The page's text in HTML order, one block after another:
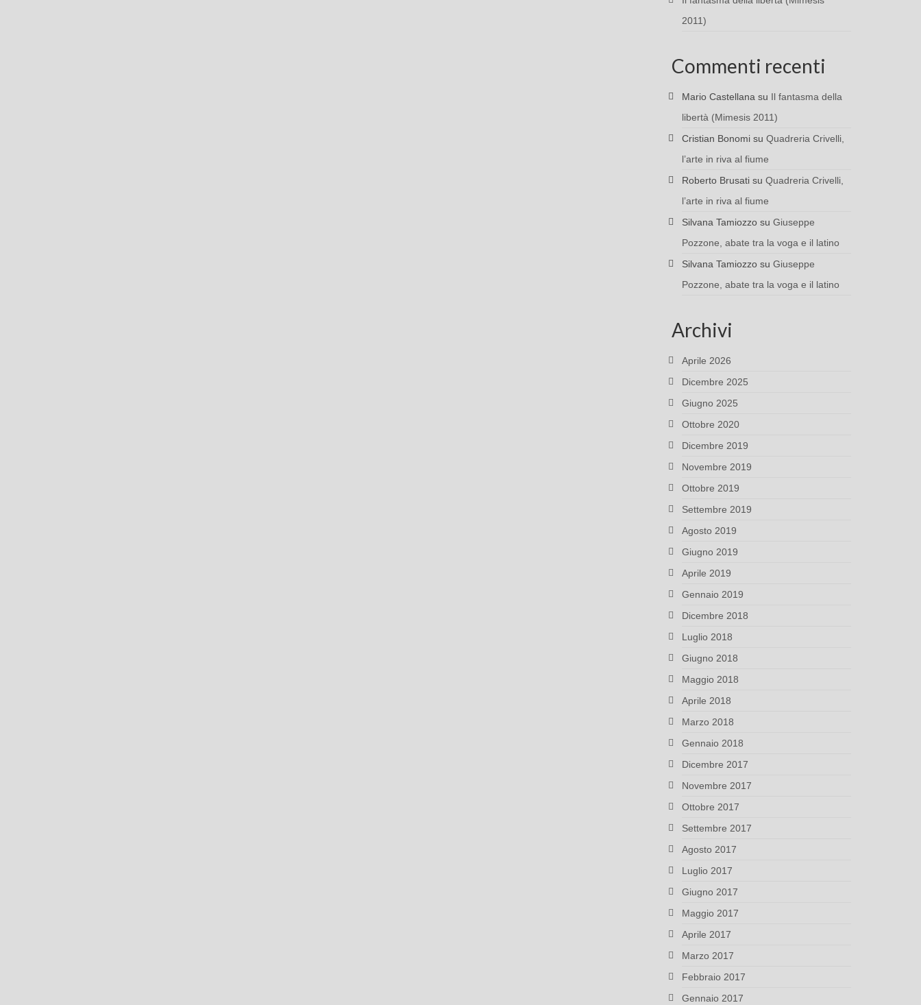
2011)
Commenti recenti
Mario Castellana su Il fantasma della
libertà (Mimesis 2011)
Cristian Bonomisu Quadreria Crivelli,
l’arte in riva al fiume
Roberto Brusatisu Quadreria Crivelli,
l’arte in riva al fiume
Silvana Tamiozzosu Giuseppe
Pozzone, abate tra la voga e il latino
Silvana Tamiozzosu Giuseppe
Pozzone, abate tra la voga e il latino
Archivi
Aprile 2026
Dicembre 2025
Giugno 2025
Ottobre 2020
Dicembre 2019
Novembre 2019
Ottobre 2019
Settembre 2019
Agosto 2019
Giugno 2019
Aprile 2019
Gennaio 2019
Dicembre 2018
Luglio 2018
Giugno 2018
Maggio 2018
Aprile 2018
Marzo 2018
Gennaio 2018
Dicembre 2017
Novembre 2017
Ottobre 2017
Settembre 2017
Agosto 2017
Luglio 2017
Giugno 2017
Maggio 2017
Aprile 2017
Marzo 2017
Febbraio 2017
Gennaio 2017